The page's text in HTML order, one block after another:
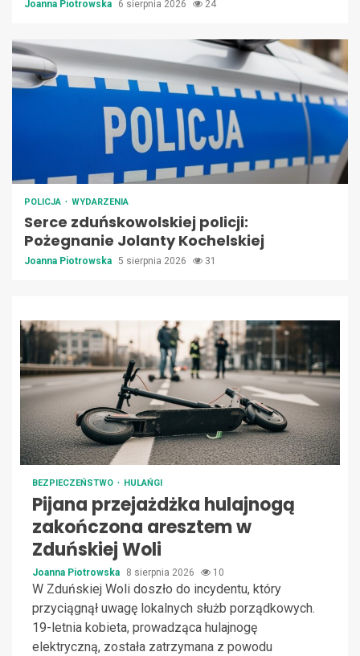
Joanna Piotrowska 6 sierpnia 2026 24
POLICJA WYDARZENIA
Serce zduńskowolskiej policji:
Pożegnanie Jolanty Kochelskiej
Joanna Piotrowska 5 sierpnia 2026 31
BEZPIECZEŃSTWO HULAŃGI
Pijana przejażdżka hulajnogą
zakończona aresztem w
Zduńskiej Woli
Joanna Piotrowska 8 sierpnia 2026 10
W Zduńskiej Woli doszło do incydentu, który
przyciągnął uwagę lokalnych służb porządkowych.
19-letnia kobieta, prowadząca hulajnogę
elektryczną, została zatrzymana z powodu